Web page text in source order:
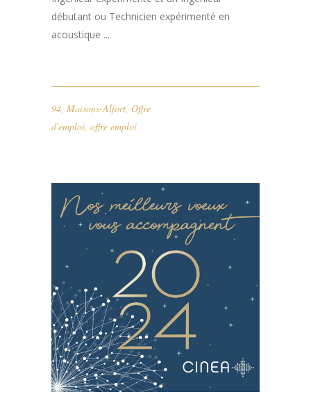
débutant ou Technicien expérimenté en
acoustique ...
94, Maisons-Alfort, Offre
d'emploi, offre emploi